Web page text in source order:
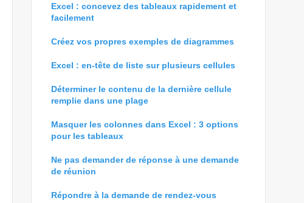
Excel : concevez des tableaux rapidement et
facilement
Créez vos propres exemples de diagrammes
Excel : en-tête de liste sur plusieurs cellules
Déterminer le contenu de la dernière cellule
remplie dans une plage
Masquer les colonnes dans Excel : 3 options
pour les tableaux
Ne pas demander de réponse à une demande
de réunion
Répondre à la demande de rendez-vous